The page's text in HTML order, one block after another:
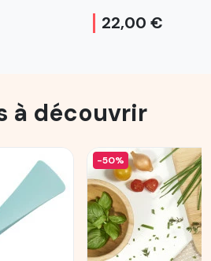
22,00 €
à découvrir
-50%